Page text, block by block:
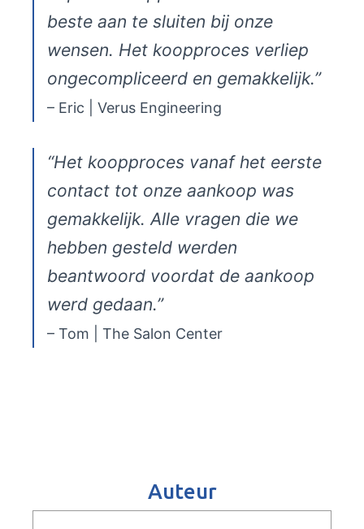
beste aan te sluiten bij onze
wensen. Het koopproces verliep
ongecompliceerd en gemakkelijk.”
– Eric | Verus Engineering
“Het koopproces vanaf het eerste
contact tot onze aankoop was
gemakkelijk. Alle vragen die we
hebben gesteld werden
beantwoord voordat de aankoop
werd gedaan.”
– Tom | The Salon Center
Auteur